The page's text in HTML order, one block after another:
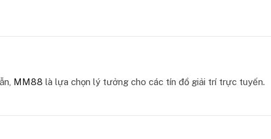
MM88 là lựa chọn lý tưởng cho các tín đồ giải trí trực tuyến.